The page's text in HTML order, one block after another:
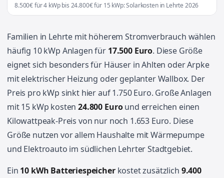
8.500€ für 4 kWp bis 24.800€ für 15 kWp: Solarkosten in Lehrte 2026
Familien in Lehrte mit höherem Stromverbrauch wählen
häufig 10 kWp Anlagen für 17.500 Euro. Diese Größe
eignet sich besonders für Häuser in Ahlten oder Arpke
mit elektrischer Heizung oder geplanter Wallbox. Der
Preis pro kWp sinkt hier auf 1.750 Euro. Große Anlagen
mit 15 kWp kosten24.800 Euround erreichen einen
Kilowattpeak-Preis von nur noch 1.653 Euro. Diese
Größe nutzen vor allem Haushalte mit Wärmepumpe
und Elektroauto im südlichen Lehrter Stadtgebiet.
Ein 10 kWh Batteriespeicherkostet zusätzlich 9.400